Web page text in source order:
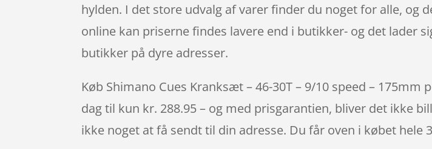
hylden. I det store udvalg af varer finder du noget for alle, og
online kan priserne findes lavere end i butikker- og det lader
butikker på dyre adresser.
Køb Shimano Cues Kranksæt – 46-30T – 9/10 speed –
dag til kun kr. 288.95 – og med prisgarantien, bliver det ikke
ikke noget at få sendt til din adresse. Du får oven i købet hele